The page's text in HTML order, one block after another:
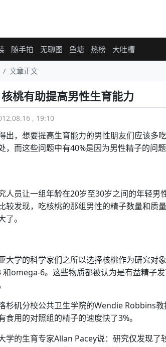
随手拍 无聊图 鱼塘 热榜 大吐槽
文章正文
桃有助提高男性生育能力
, 19:10
出，想要提高生育能力的男性朋友们应该多
，而这些问题中有40%是因为男性精子的问题
人员让一组年龄在20岁至30岁之间的年轻男
较发现，吃核桃的那组男性的精子数量和质
了。
大学的科学家们之所以选择核桃作为研究对
omega-6。这些物质都被认为是有益精子
杉矶分校公共卫生学院的Wendie Robbins
食用的对照组的精子的速度快了3%。
学的生育专家Allan Pacey说：研究仅发现